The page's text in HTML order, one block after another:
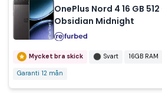
OnePlus Nord 4 16 GB 512
Obsidian Midnight
Mycket bra skick Svart 16GB RAM
Garanti 12 mån